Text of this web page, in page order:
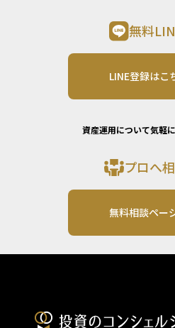
無料
LINE登録はこ
資産運用について気軽
プロへ
無料相談ペー